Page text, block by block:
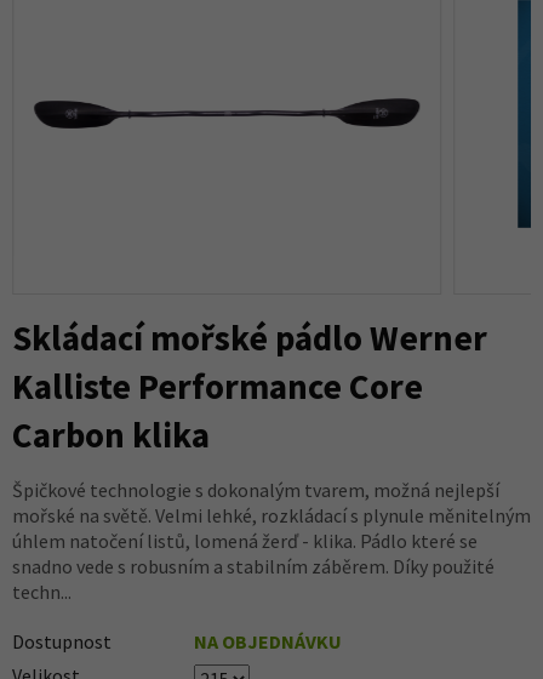
Skládací mořské pádlo Werner
Kalliste Performance Core
Carbon klika
Špičkové technologie s dokonalým tvarem, možná nejlepší
mořské na světě. Velmi lehké, rozkládací s plynule měnitelným
úhlem natočení listů, lomená žerď - klika. Pádlo které se
snadno vede s robusním a stabilním záběrem. Díky použité
techn...
Dostupnost
NA OBJEDNÁVKU